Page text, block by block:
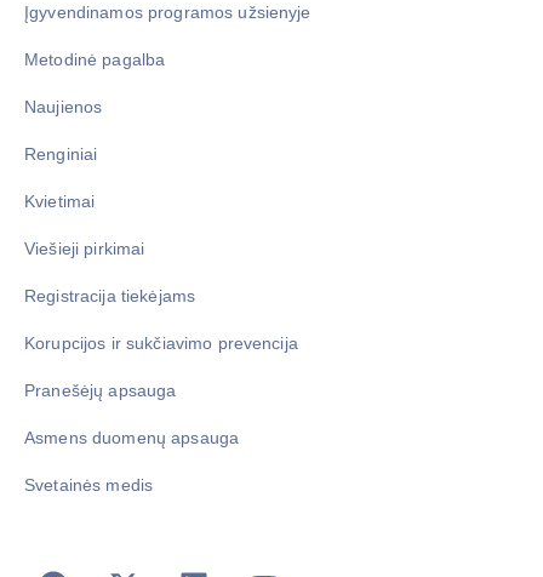
Įgyvendinamos programos užsienyje
Metodinė pagalba
Naujienos
Renginiai
Kvietimai
Viešieji pirkimai
Registracija tiekėjams
Korupcijos ir sukčiavimo prevencija
Pranešėjų apsauga
Asmens duomenų apsauga
Svetainės medis